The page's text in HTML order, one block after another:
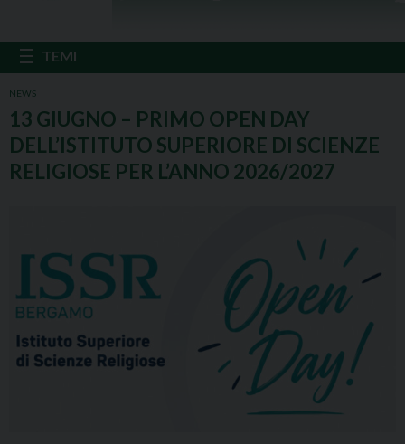
NEWS
13 GIUGNO – PRIMO OPEN DAY
DELL’ISTITUTO SUPERIORE DI SCIENZE
RELIGIOSE PER L’ANNO 2026/2027